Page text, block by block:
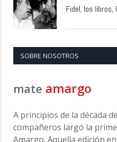
Fidel, los libros,
SOBRE NOSOTROS
mate amargo
A principios de la década
compañeros largó la
Amargo. Aquella edición